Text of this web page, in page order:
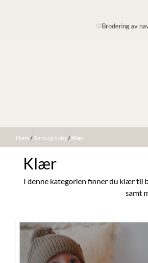
♡Brodering av navn uten
Hjem /Barn og baby/Klær
Klær
I denne kategorien finner du klær til
samt